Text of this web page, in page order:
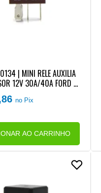
| MINI RELE AUXILIA
12V 30A/40A FORD (5
no Pix
AO CARRINHO